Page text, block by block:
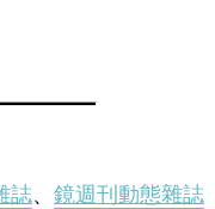
誌、 鏡週刊動態雜誌